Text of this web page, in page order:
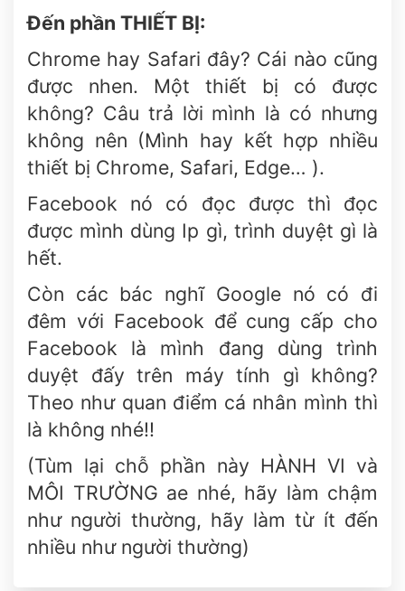
Đến phần THIẾT BỊ:
Chrome hay Safari đây? Cái nào cũng
được nhen. Một thiết bị có được
không? Câu trả lời mình là có nhưng
không nên (Mình hay kết hợp nhiều
thiết bị Chrome, Safari, Edge… ).
Facebook nó có đọc được thì đọc
được mình dùng Ip gì, trình duyệt gì là
hết.
Còn các bác nghĩ Google nó có đi
đêm với Facebook để cung cấp cho
Facebook là mình đang dùng trình
duyệt đấy trên máy tính gì không?
Theo như quan điểm cá nhân mình thì
là không nhé!!
(Tùm lại chỗ phần này HÀNH VI và
MÔI TRƯỜNG ae nhé, hãy làm chậm
như người thường, hãy làm từ ít đến
nhiều như người thường)